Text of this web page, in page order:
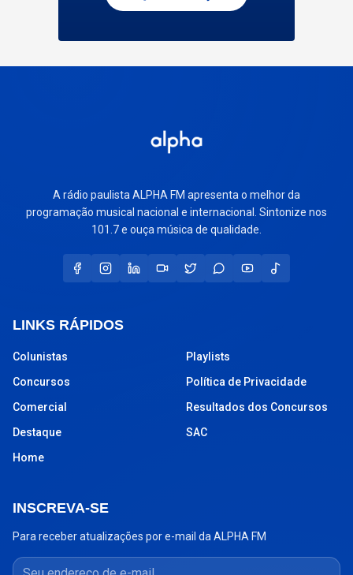
A rádio paulista ALPHA FM apresenta o melhor da
programação musical nacional e internacional. Sintonize nos
101.7 e ouça música de qualidade.
LINKS RÁPIDOS
Colunistas
Concursos
Comercial
Destaque
Home
Playlists
Política de Privacidade
Resultados dos Concursos
SAC
INSCREVA-SE
Para receber atualizações por e-mail da ALPHA FM
Seu endereço de e-mail